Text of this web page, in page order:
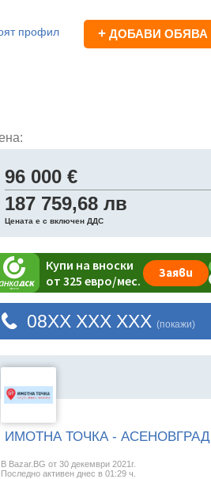
профил + ДОБАВИ ОБЯВА
96 000 €
187 759,68 лв
Цената е с включен ДДС
08XX XXX XXX (покажи)
ИМОТНА ТОЧКА - АСЕНОВГРАД
В Bazar.BG от 30 декември 2021г.
Последно активен днес в 01:29 ч.